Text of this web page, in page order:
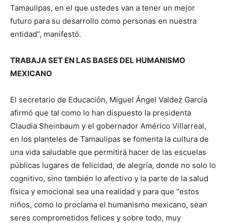
Tamaulipas, en el que ustedes van a tener un mejor
futuro para su desarrollo como personas en nuestra
entidad”, manifestó.
TRABAJA SET EN LAS BASES DEL HUMANISMO
MEXICANO
El secretario de Educación, Miguel Ángel Valdez García
afirmó que tal como lo han dispuesto la presidenta
Claudia Sheinbaum y el gobernador Américo Villarreal,
en los planteles de Tamaulipas se fomenta la cultura de
una vida saludable que permitirá hacer de las escuelas
públicas lugares de felicidad, de alegría, donde no solo lo
cognitivo, sino también lo afectivo y la parte de la salud
física y emocional sea una realidad y para que “estos
niños, como lo proclama el humanismo mexicano, sean
seres comprometidos felices y sobre todo, muy